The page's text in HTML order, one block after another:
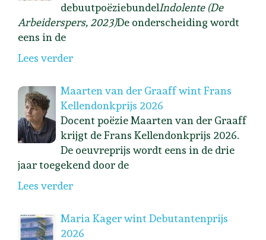
debuutpoëziebundelIndolente (De
Arbeiderspers, 2023)De onderscheiding wordt
eens in de
Lees verder
Maarten van der Graaff wint Frans
Kellendonkprijs 2026
Docent poëzie Maarten van der Graaff
krijgt de Frans Kellendonkprijs 2026.
De oeuvreprijs wordt eens in de drie
jaar toegekend door de
Lees verder
Maria Kager wint Debutantenprijs
2026